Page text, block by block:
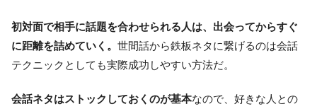
初対面で相手に話題を合わせられる人は、出会ってからすぐ
に距離を詰めていく。 世間話から鉄板ネタに繋げるのは会話
テクニックとしても実際成功しやすい方法だ。
会話ネタはストックしておくのが基本なので、好きな人との